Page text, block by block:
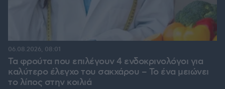
Τα φρούτα που επιλέγουν 4 ενδοκρινολόγοι για
καλύτερο έλεγχο του σακχάρου – Το ένα μειώνει
το λίπος στην κοιλιά
06.08.2026, 08:01